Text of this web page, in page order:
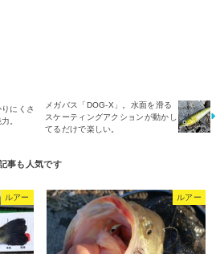
にくさ
。
メガバス「DOG-X」。水面を滑る
スケーティングアクションが動かし
てるだけで楽しい。
ルアー ルアー